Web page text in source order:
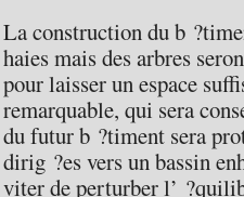
La construction du b
haies mais des arbres
pour laisser un espace
remarquable, qui sera
du futur b ?timent sera
dirig ?es vers un bassin
viter de perturber l’